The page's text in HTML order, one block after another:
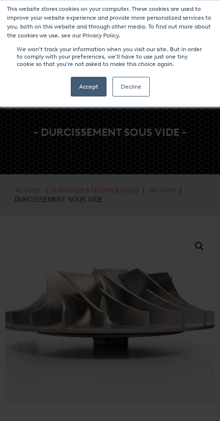
This website stores cookies on your computer. These cookies are used to
improve your website experience and provide more personalized services to
you, both on this website and through other media. To find out more about
the cookies we use, see our Privacy Policy.
We won't track your information when you visit our site. But in order
to comply with your preferences, we'll have to use just one tiny
cookie so that you're not asked to make this choice again.
Accept Decline
NOUVELLES ET ÉVÉNEMENTS MÉDIAS CARRIÈRES CONTACT
- DURCISSEMENT SOUS VIDE -
ACCUEIL FURNACES & TECHNOLOGIES VACUUM
DURCISSEMENT SOUS VIDE